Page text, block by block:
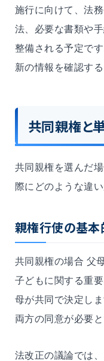
施行に向けて、法
法、必要な書類や
整備される予定で
新の情報を確認す
共同親権と
共同親権を選んだ
際にどのような違
親権行使の基本
共同親権の場合 父
子どもに関する重
母が共同で決定し
両方の同意が必要
法改正の議論では